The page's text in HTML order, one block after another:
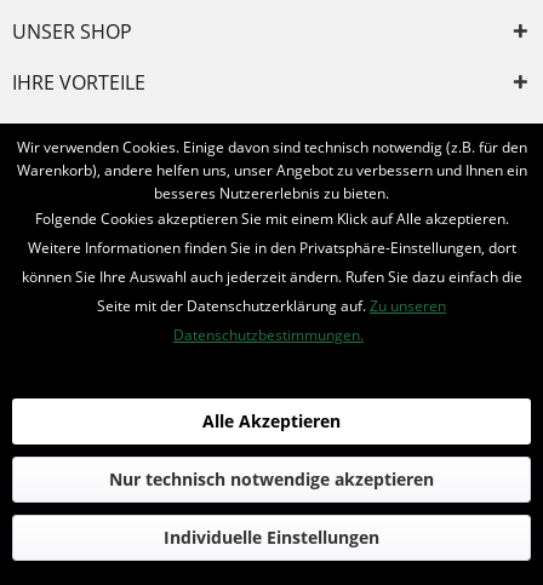
UNSER SHOP
IHRE VORTEILE
INFORMIERT BLEIBEN
Bestellung widerrufen
* Alle Preise inkl. MwSt. und zzgl. Bearbeitungspauschale
© 2016-2022 Romantruhe - Buchversand, Joachim Otto
die profilschmiede - Internetagentur
Wir verwenden Cookies. Einige davon sind technisch notwendig (z.B. für den
Warenkorb), andere helfen uns, unser Angebot zu verbessern und Ihnen ein
besseres Nutzererlebnis zu bieten.
Folgende Cookies akzeptieren Sie mit einem Klick auf Alle akzeptieren.
Weitere Informationen finden Sie in den Privatsphäre-Einstellungen, dort
können Sie Ihre Auswahl auch jederzeit ändern. Rufen Sie dazu einfach die
Seite mit der Datenschutzerklärung auf.Zu unseren
Datenschutzbestimmungen.
Individuelle Einstellungen
Nur technisch notwendige akzeptieren
Alle Akzeptieren